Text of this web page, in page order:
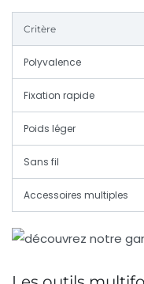
Critère
Polyvalence
Fixation rapide
Poids léger
Sans fil
Accessoires multiples